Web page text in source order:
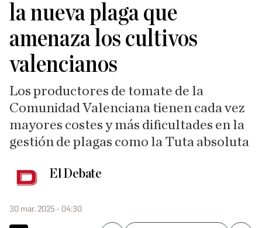
la nueva plaga que
amenaza los cultivos
valencianos
Los productores de tomate de la
Comunidad Valenciana tienen cada vez
mayores costes y más dificultades en la
gestión de plagas como la Tuta absoluta
El Debate
30 mar. 2025 - 04:30